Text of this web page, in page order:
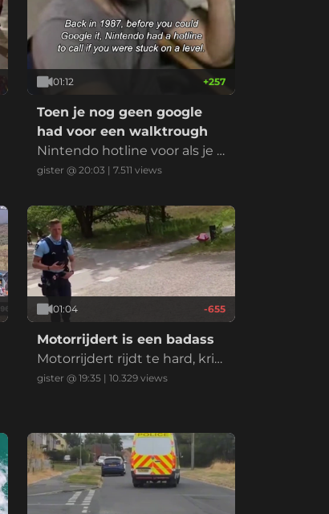
01:12 +257
Toen je nog geen google
had voor een walktrough
Nintendo hotline voor als je k
wam vast te zitten in een lev
gister @ 20:03 |7.511 views
01:04 -655
Motorrijdert is een badass
Motorrijdert rijdt te hard, krij
gt een bekeuring en voelt zi
ideo is versneld en ingekort.
gister @ 19:35 |10.329 views